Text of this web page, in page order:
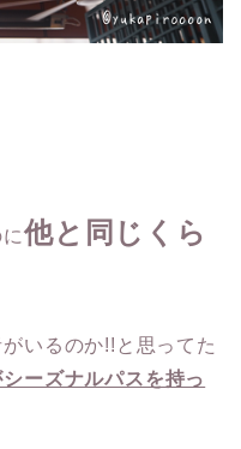
他と同じくら
いるのか!!と思ってた
ーズナルパスを持っ